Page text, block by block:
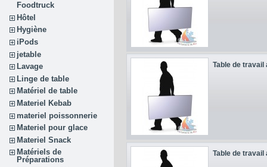
Foodtruck
Hôtel
Hygiène
iPods
jetable
Lavage
Linge de table
Matériel de table
Materiel Kebab
materiel poissonnerie
Materiel pour glace
Materiel Snack
Matériels de
Préparations
Table de
Table de